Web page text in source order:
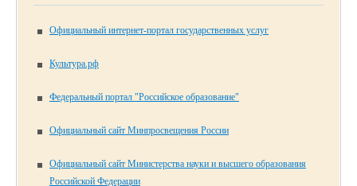
Официальный интернет-портал государственных услуг
Культура.рф
Федеральный портал "Российское образование"
Официальный сайт Минпросвещения России
Официальный сайт Министерства науки и высшего образования
Российской Федерации